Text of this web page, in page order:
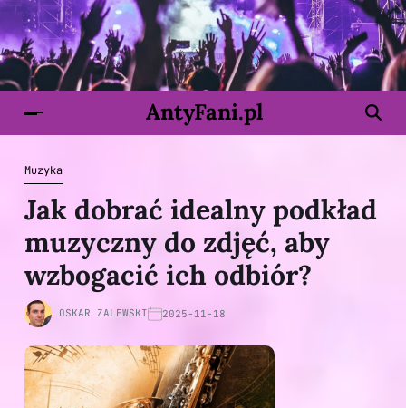
AntyFani.pl
Muzyka
Jak dobrać idealny podkład
muzyczny do zdjęć, aby
wzbogacić ich odbiór?
OSKAR ZALEWSKI 2025-11-18